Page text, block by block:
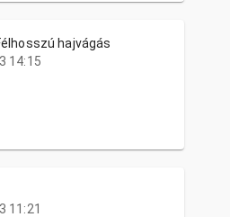
hajvágás
14:15
11:21